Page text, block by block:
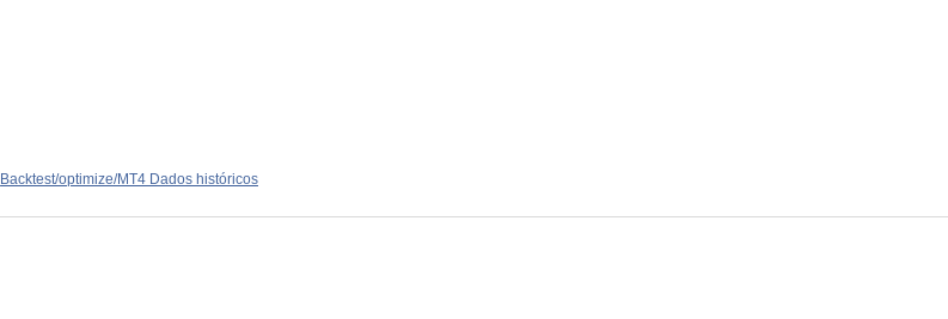
Backtest/optimize/MT4 Dados históricos